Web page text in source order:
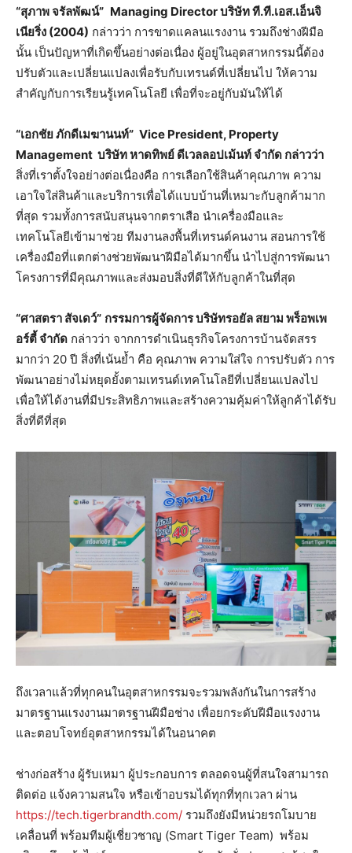
“สุภาพ จรัลพัฒน์” Managing Directorบริษัท ที.ที.เอส.เอ็นจิ
เนียริ่ง (2004) กล่าวว่า การขาดแคลนแรงงาน รวมถึงช่างฝีมือ
นั้น เป็นปัญหาที่เกิดขึ้นอย่างต่อเนื่อง ผู้อยู่ในอุตสาหกรรมนี้ต้อง
ปรับตัวและเปลี่ยนแปลงเพื่อรับกับเทรนด์ที่เปลี่ยนไป ให้ความ
สำคัญกับการเรียนรู้เทคโนโลยี เพื่อที่จะอยู่กับมันให้ได้
“เอกชัย ภักดีเมฆานนท์” Vice President, Property
Management บริษัท หาดทิพย์ ดีเวลลอปเม้นท์ จำกัด กล่าวว่า
สิ่งที่เราตั้งใจอย่างต่อเนื่องคือ การเลือกใช้สินค้าคุณภาพ ความ
เอาใจใส่สินค้าและบริการเพื่อได้แบบบ้านที่เหมาะกับลูกค้ามาก
ที่สุด รวมทั้งการสนับสนุนจากตราเสือ นำเครื่องมือและ
เทคโนโลยีเข้ามาช่วย ทีมงานลงพื้นที่เทรนด์คนงาน สอนการใช้
เครื่องมือที่แตกต่างช่วยพัฒนาฝีมือได้มากขึ้น นำไปสู่การพัฒนา
โครงการที่มีคุณภาพและส่งมอบสิ่งที่ดีให้กับลูกค้าในที่สุด
“ศาสตรา สัจเดว์” กรรมการผู้จัดการ บริษัทรอยัล สยาม พร็อพเพ
อร์ตี้ จำกัด กล่าวว่า จากการดำเนินธุรกิจโครงการบ้านจัดสรร
มากว่า 20 ปี สิ่งที่เน้นย้ำ คือ คุณภาพ ความใส่ใจ การปรับตัว การ
พัฒนาอย่างไม่หยุดยั้งตามเทรนด์เทคโนโลยีที่เปลี่ยนแปลงไป
เพื่อให้ได้งานที่มีประสิทธิภาพและสร้างความคุ้มค่าให้ลูกค้าได้รับ
สิ่งที่ดีที่สุด
ถึงเวลาแล้วที่ทุกคนในอุตสาหกรรมจะรวมพลังกันในการสร้าง
มาตรฐานแรงงานมาตรฐานฝีมือช่าง เพื่อยกระดับฝีมือแรงงาน
และตอบโจทย์อุตสาหกรรมได้ในอนาคต
ช่างก่อสร้าง ผู้รับเหมา ผู้ประกอบการ ตลอดจนผู้ที่สนใจสามารถ
ติดต่อ แจ้งความสนใจ หรือเข้าอบรมได้ทุกที่ทุกเวลา ผ่าน
https://tech.tigerbrandth.com/ รวมถึงยังมีหน่วยรถโมบาย
เคลื่อนที่ พร้อมทีมผู้เชี่ยวชาญ (Smart Tiger Team) พร้อม